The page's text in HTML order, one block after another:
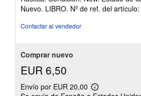
vendedor:
5
Nuevo. LIBRO. Nº de ref. del
Contactar al vendedor
Comprar nuevo
EUR 6,50
Envío por EUR 20,00
Más